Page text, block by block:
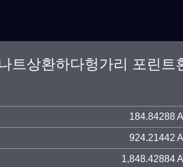
트상환하다헝가리 포린트
184.84288
924.21442
1,848.42884